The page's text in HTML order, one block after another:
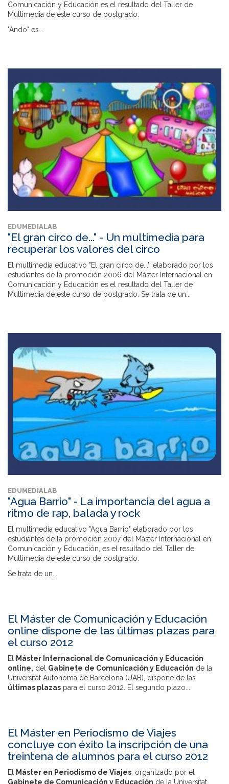
Comunicación y Educación es el resultado del Taller de
Multimedia de este curso de postgrado.
"Ando" es...
EDUMEDIALAB
"El gran circo de..." - Un multimedia para
recuperar los valores del circo
El multimedia educativo "El gran circo de...", elaborado por los
estudiantes de la promoción 2006 del Máster Internacional en
Comunicación y Educación es el resultado del Taller de
Multimedia de este curso de postgrado. Se trata de un...
EDUMEDIALAB
"Agua Barrio" - La importancia del agua a
ritmo de rap, balada y rock
El multimedia educativo "Agua Barrio" elaborado por los
estudiantes de la promoción 2007 del Máster Internacional en
Comunicación y Educación, es el resultado del Taller de
Multimedia de este curso de postgrado.
Se trata de un...
El Máster de Comunicación y Educación
online dispone de las últimas plazas para
el curso 2012
El
Máster Internacional de Comunicación y Educación
online, del Gabinete de Comunicación y Educación de la
Universitat Autònoma de Barcelona (UAB), dispone de las
últimas plazas para el curso 2012. El segundo plazo...
El Máster en Periodismo de Viajes
concluye con éxito la inscripción de una
treintena de alumnos para el curso 2012
El Máster en Periodismo de Viajes , organizado por el
Gabinete de Comunicación y Educación de la Universitat